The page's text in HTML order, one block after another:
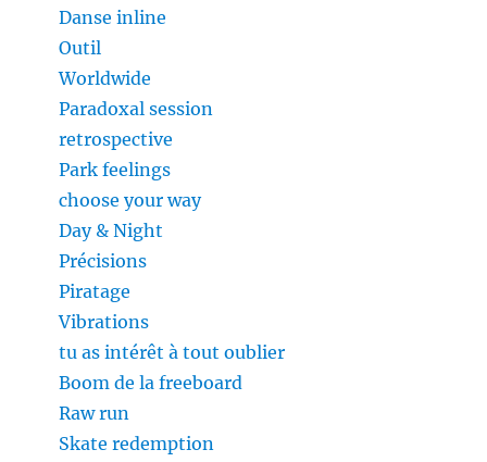
Danse inline
Outil
Worldwide
Paradoxal session
retrospective
Park feelings
choose your way
Day & Night
Précisions
Piratage
Vibrations
tu as intérêt à tout oublier
Boom de la freeboard
Raw run
Skate redemption